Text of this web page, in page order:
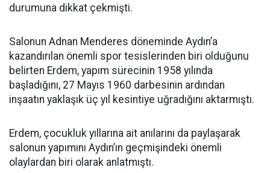
durumuna dikkat çekmişti.
Salonun Adnan Menderes döneminde Aydın’a
kazandırılan önemli spor tesislerinden biri olduğunu
belirten Erdem, yapım sürecinin 1958 yılında
başladığını, 27 Mayıs 1960 darbesinin ardından
inşaatın yaklaşık üç yıl kesintiye uğradığını aktarmıştı.
Erdem, çocukluk yıllarına ait anılarını da paylaşarak
salonun yapımını Aydın’ın geçmişindeki önemli
olaylardan biri olarak anlatmıştı.